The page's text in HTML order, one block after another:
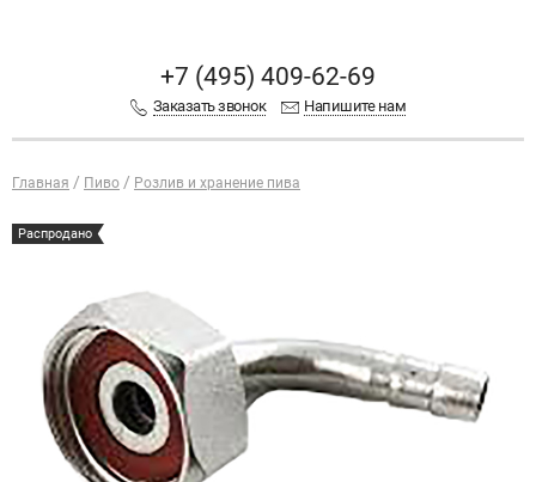
+7 (495) 409-62-69
Заказать звонок Напишите нам
Главная Пиво Розлив и хранение пива
Распродано